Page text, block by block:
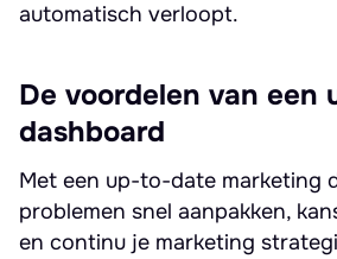
automatisch verloopt.
De voordelen van een
dashboard
Met een up-to-date marketing
problemen snel aanpakken,
en continu je marketing